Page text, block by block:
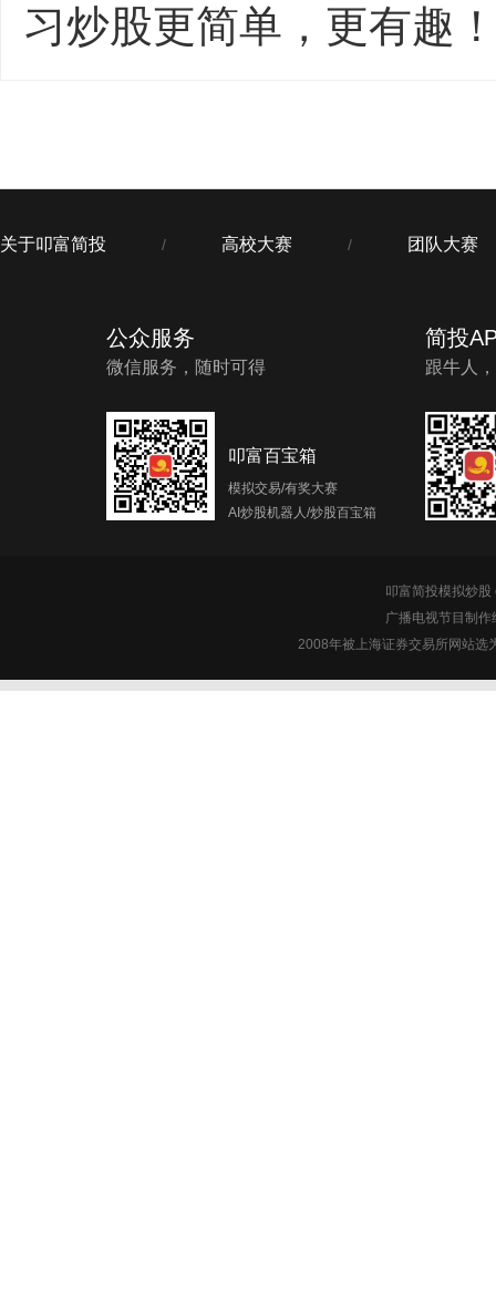
习炒股更简单，更有趣
关于叩富简投 / 高校大赛 / 团队大赛
公众服务
微信服务，随时可得
叩富百宝箱
模拟交易/有奖大赛
AI炒股机器人/炒股百宝箱
简投
跟牛人
叩富简投模拟炒
广播电视节目制
2008年被上海证券交易所网站选